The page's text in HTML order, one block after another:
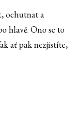
ochutnat a
hlavě. Ono se to
ať pak nezjistíte,